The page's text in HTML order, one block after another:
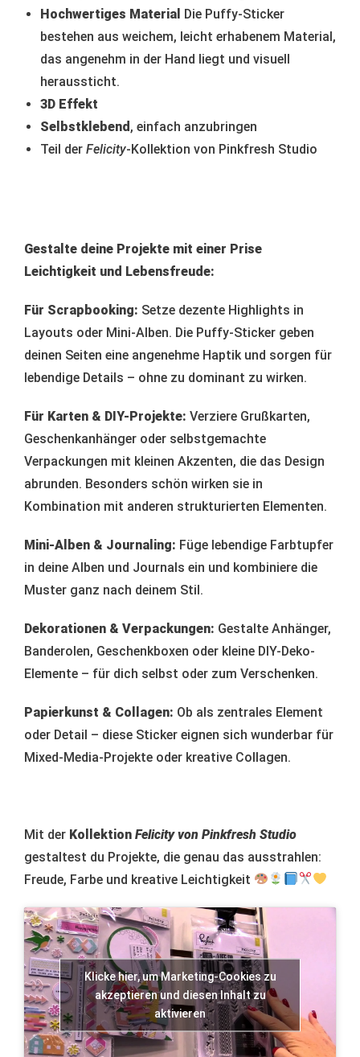
Hochwertiges Material Die Puffy-Sticker
bestehen aus weichem, leicht erhabenem Material,
das angenehm in der Hand liegt und visuell
heraussticht.
3D Effekt
Selbstklebend , einfach anzubringen
Teil der Felicity-Kollektion von Pinkfresh Studio
Gestalte deine Projekte mit einer Prise
Leichtigkeit und Lebensfreude:
Für Scrapbooking: Setze dezente Highlights in
Layouts oder Mini-Alben. Die Puffy-Sticker geben
deinen Seiten eine angenehme Haptik und sorgen für
lebendige Details – ohne zu dominant zu wirken.
Für Karten & DIY-Projekte: Verziere Grußkarten,
Geschenkanhänger oder selbstgemachte
Verpackungen mit kleinen Akzenten, die das Design
abrunden. Besonders schön wirken sie in
Kombination mit anderen strukturierten Elementen.
Mini-Alben & Journaling: Füge lebendige Farbtupfer
in deine Alben und Journals ein und kombiniere die
Muster ganz nach deinem Stil.
Dekorationen & Verpackungen: Gestalte Anhänger,
Banderolen, Geschenkboxen oder kleine DIY-Deko-
Elemente – für dich selbst oder zum Verschenken.
Papierkunst & Collagen: Ob als zentrales Element
oder Detail – diese Sticker eignen sich wunderbar für
Mixed-Media-Projekte oder kreative Collagen.
Mit der Kollektion Felicity von Pinkfresh Studio
gestaltest du Projekte, die genau das ausstrahlen:
Freude, Farbe und kreative Leichtigkeit
Klicke hier, um Marketing-Cookies zu
akzeptieren und diesen Inhalt zu
aktivieren